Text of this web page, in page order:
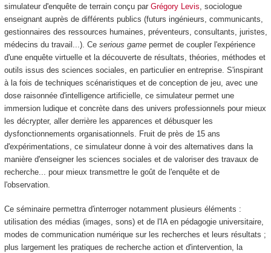
simulateur d'enquête de terrain conçu par Grégory Levis , sociologue
enseignant auprès de différents publics (futurs ingénieurs, communicants,
gestionnaires des ressources humaines, préventeurs, consultants, juristes,
médecins du travail...). Ce serious game permet de coupler l'expérience
d'une enquête virtuelle et la découverte de résultats, théories, méthodes et
outils issus des sciences sociales, en particulier en entreprise. S'inspirant
à la fois de techniques scénaristiques et de conception de jeu, avec une
dose raisonnée d'intelligence artificielle, ce simulateur permet une
immersion ludique et concrète dans des univers professionnels pour mieux
les décrypter, aller derrière les apparences et débusquer les
dysfonctionnements organisationnels. Fruit de près de 15 ans
d'expérimentations, ce simulateur donne à voir des alternatives dans la
manière d'enseigner les sciences sociales et de valoriser des travaux de
recherche... pour mieux transmettre le goût de l'enquête et de
l'observation.
Ce séminaire permettra d'interroger notamment plusieurs éléments :
utilisation des médias (images, sons) et de l'IA en pédagogie universitaire,
modes de communication numérique sur les recherches et leurs résultats ;
plus largement les pratiques de recherche action et d'intervention, la